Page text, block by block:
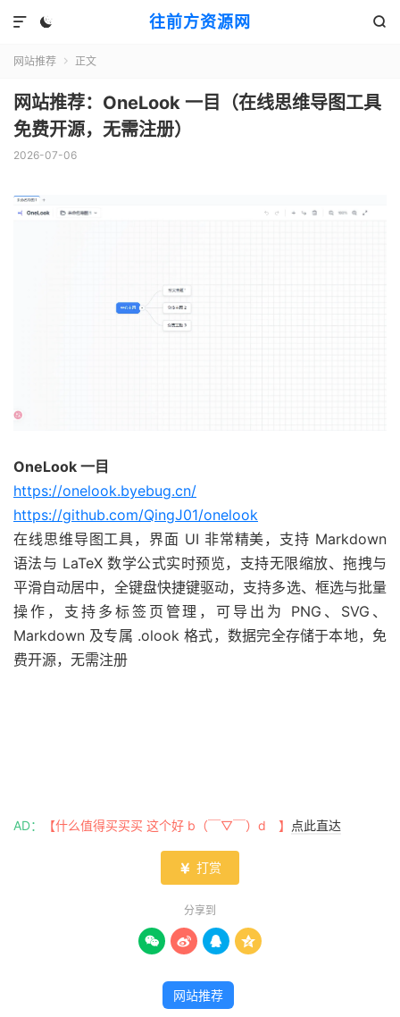
往前方资源网
 

网站推荐  正文
网站推荐：OneLook 一目（在线思维导图工具
免费开源，无需注册）
2026-07-06
OneLook 一目
https://onelook.byebug.cn/
https://github.com/QingJ01/onelook
在线思维导图工具，界面 UI 非常精美，支持 Markdown
语法与 LaTeX 数学公式实时预览，支持无限缩放、拖拽与
平滑自动居中，全键盘快捷键驱动，支持多选、框选与批量
操作，支持多标签页管理，可导出为 PNG、SVG、
Markdown 及专属 .olook 格式，数据完全存储于本地，免
费开源，无需注册
AD： 【什么值得买买买 这个好 b（￣▽￣）d 】 点此直达
 打赏
分享到
   
网站推荐